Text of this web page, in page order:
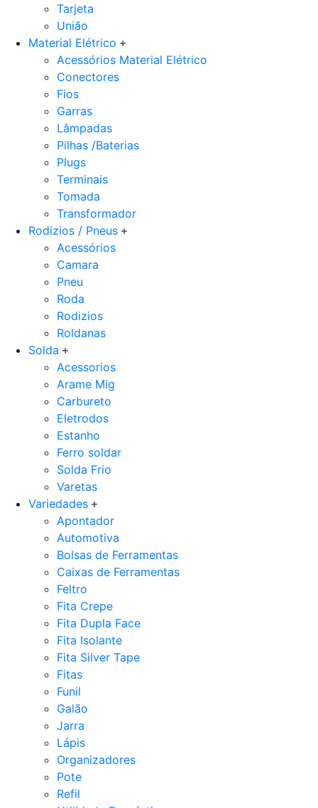
Tarjeta
União
Material Elétrico
Acessórios Material Elétrico
Conectores
Fios
Garras
Lâmpadas
Pilhas /Baterias
Plugs
Terminais
Tomada
Transformador
Rodizios / Pneus
Acessórios
Camara
Pneu
Roda
Rodizios
Roldanas
Solda
Acessorios
Arame Mig
Carbureto
Eletrodos
Estanho
Ferro soldar
Solda Frio
Varetas
Variedades
Apontador
Automotiva
Bolsas de Ferramentas
Caixas de Ferramentas
Feltro
Fita Crepe
Fita Dupla Face
Fita Isolante
Fita Silver Tape
Fitas
Funil
Galão
Jarra
Lápis
Organizadores
Pote
Refil